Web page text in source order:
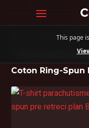
Textiles/T-Shirts
T-shirt
Coton Ring-Spun
This page